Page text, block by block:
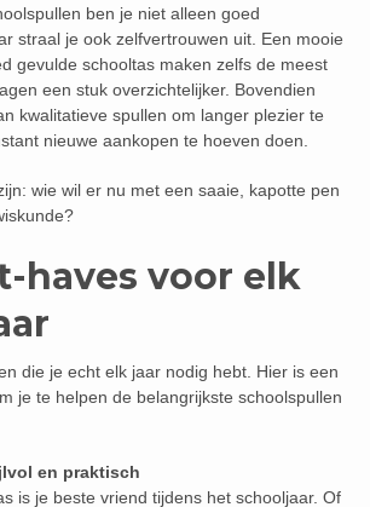
ben je niet alleen goed
straal je ook zelfvertrouwen uit. Een mooie
gevulde schooltas maken zelfs de meest
een stuk overzichtelijker. Bovendien
kwalitatieve spullen om langer plezier te
nieuwe aankopen te hoeven doen.
wie wil er nu met een saaie, kapotte pen
haves voor elk
die je echt elk jaar nodig hebt. Hier is een
je te helpen de belangrijkste schoolspullen
en praktisch
is je beste vriend tijdens het schooljaar. Of